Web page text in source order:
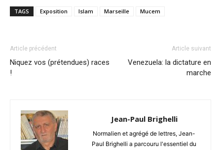
TAGS Exposition Islam Marseille Mucem
Article précédent
Niquez vos (prétendues) races
!
Article suivant
Venezuela: la dictature en
marche
Jean-Paul Brighelli
Normalien et agrégé de lettres, Jean-
Paul Brighelli a parcouru l'essentiel du